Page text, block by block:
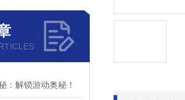
：解锁游动奥秘！